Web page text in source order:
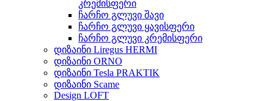
კრემისფერი
ჩარჩო გლუვი შავი
ჩარჩო გლუვი ყავისფერი
ჩარჩო გლუვი კრემისფერი
დიზაინი Liregus HERMI
დიზაინი ORNO
დიზაინი Tesla PRAKTIK
დიზაინი Scame
Design LOFT